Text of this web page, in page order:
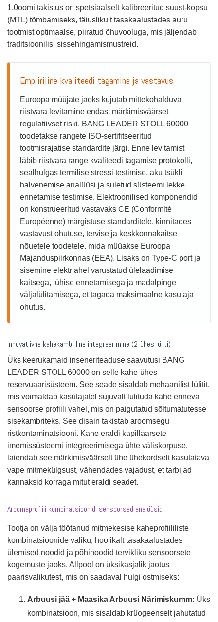
1,0oomi takistus on spetsiaalselt kalibreeritud suust-kopsu
(MTL) tõmbamiseks, täiuslikult tasakaalustades auru
tootmist optimaalse, piiratud õhuvooluga, mis jäljendab
traditsioonilisi sissehingamismustreid.
Empiiriline kvaliteedi tagamine ja vastavus
Euroopa müüjate jaoks kujutab mittekohalduva
riistvara levitamine endast märkimisväärset
regulatiivset riski. BANG LEADER STOLL 60000
toodetakse rangete ISO-sertifitseeritud
tootmisrajatise standardite järgi. Enne levitamist
läbib riistvara range kvaliteedi tagamise protokolli,
sealhulgas termilise stressi testimise, aku tsükli
halvenemise analüüsi ja suletud süsteemi lekke
ennetamise testimise. Elektroonilised komponendid
on konstrueeritud vastavaks CE (Conformité
Européenne) märgistuse standarditele, kinnitades
vastavust ohutuse, tervise ja keskkonnakaitse
nõuetele toodetele, mida müüakse Euroopa
Majanduspiirkonnas (EEA). Lisaks on Type-C port ja
sisemine elektriahel varustatud ülelaadimise
kaitsega, lühise ennetamisega ja madalpinge
väljalülitamisega, et tagada maksimaalne kasutaja
ohutus.
Innovatiivne kahekambriline integreerimine (2-ühes lüliti)
Üks keerukamaid inseneriteaduse saavutusi BANG
LEADER STOLL 60000 on selle kahe-ühes
reservuaarisüsteem. See seade sisaldab mehaanilist lülitit,
mis võimaldab kasutajatel sujuvalt lülituda kahe erineva
sensoorse profiili vahel, mis on paigutatud sõltumatutesse
sisekambriteks. See disain takistab aroomsegu
ristkontaminatsiooni. Kahe eraldi kapillaarsete
imemissüsteemi integreerimisega ühte väliskorpuse,
laiendab see märkimisväärselt ühe ühekordselt kasutatava
vape mitmekülgsust, vähendades vajadust, et tarbijad
kannaksid korraga mitut eraldi seadet.
Aroomaprofiili kombinatsioonid: sensoorsed analüüsid
Tootja on välja töötanud mitmekesise kaheprofiililiste
kombinatsioonide valiku, hoolikalt tasakaalustades
ülemised noodid ja põhinoodid tervikliku sensoorsete
kogemuste jaoks. Allpool on üksikasjalik jaotus
paarisvalikutest, mis on saadaval hulgi ostmiseks:
Arbuusi jää + Maasika Arbuusi Närimiskumm: Üks
kombinatsioon, mis sisaldab krüogeenselt jahutatud